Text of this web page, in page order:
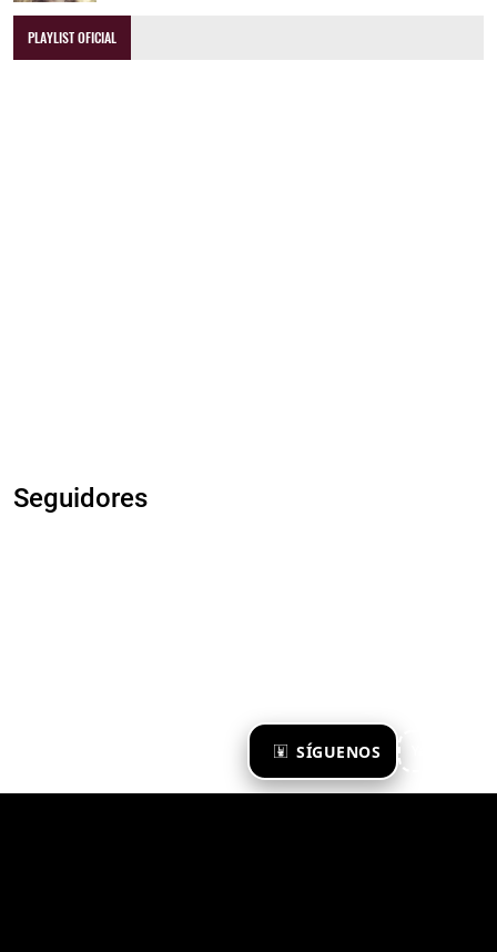
SÍGUENOS
PLAYLIST OFICIAL
Seguidores